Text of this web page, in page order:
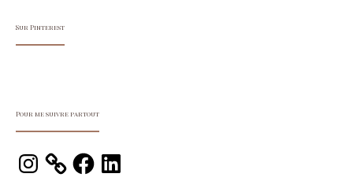
Sur Pinterest
Pour me suivre partout
Instagram FacebookLinkedIn